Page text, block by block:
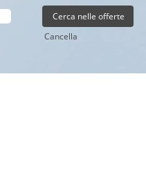
Cancella